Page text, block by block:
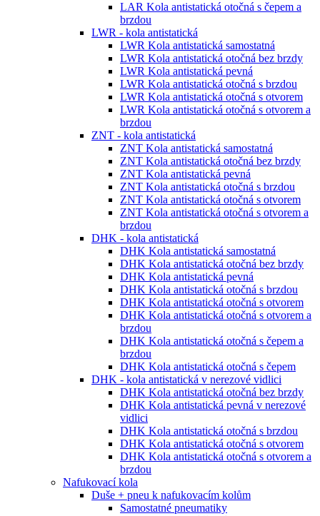
LAR Kola antistatická otočná s čepem a
brzdou
LWR - kola antistatická
LWR Kola antistatická samostatná
LWR Kola antistatická otočná bez brzdy
LWR Kola antistatická pevná
LWR Kola antistatická otočná s brzdou
LWR Kola antistatická otočná s otvorem
LWR Kola antistatická otočná s otvorem a
brzdou
ZNT - kola antistatická
ZNT Kola antistatická samostatná
ZNT Kola antistatická otočná bez brzdy
ZNT Kola antistatická pevná
ZNT Kola antistatická otočná s brzdou
ZNT Kola antistatická otočná s otvorem
ZNT Kola antistatická otočná s otvorem a
brzdou
DHK - kola antistatická
DHK Kola antistatická samostatná
DHK Kola antistatická otočná bez brzdy
DHK Kola antistatická pevná
DHK Kola antistatická otočná s brzdou
DHK Kola antistatická otočná s otvorem
DHK Kola antistatická otočná s otvorem a
brzdou
DHK Kola antistatická otočná s čepem a
brzdou
DHK Kola antistatická otočná s čepem
DHK - kola antistatická v nerezové vidlici
DHK Kola antistatická otočná bez brzdy
DHK Kola antistatická pevná v nerezové
vidlici
DHK Kola antistatická otočná s brzdou
DHK Kola antistatická otočná s otvorem
DHK Kola antistatická otočná s otvorem a
brzdou
Nafukovací kola
Duše + pneu k nafukovacím kolům
Samostatné pneumatiky